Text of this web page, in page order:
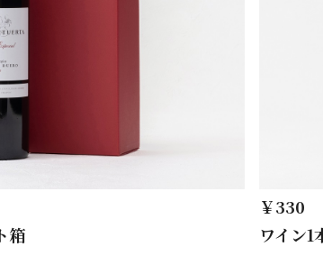
箱
￥330
ワイン